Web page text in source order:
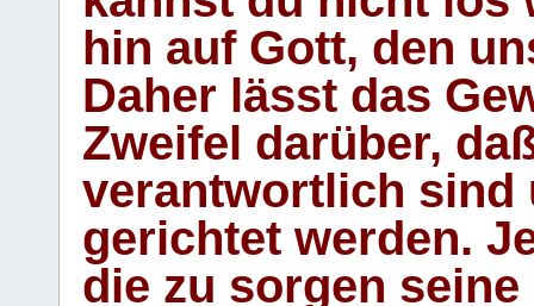
hin auf Gott, den
Daher lässt das
Zweifel darüber,
verantwortlich sind
gerichtet werden.
die zu sorgen